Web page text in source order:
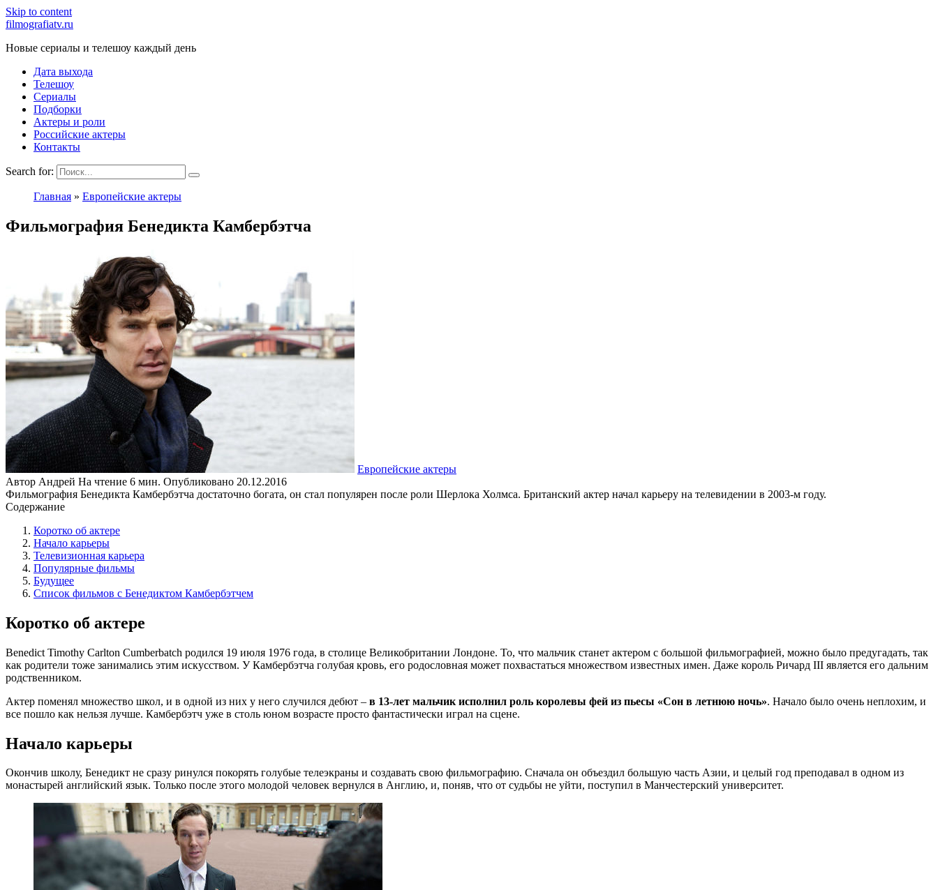
Skip to content
filmografiatv.ru
Новые сериалы и телешоу каждый день
Дата выхода
Телешоу
Сериалы
Подборки
Актеры и роли
Российские актеры
Контакты
Search for:
Главная » Европейские актеры
Фильмография Бенедикта Камбербэтча
Европейские актеры
Автор Андрей На чтение 6 мин. Опубликовано 20.12.2016
Фильмография Бенедикта Камбербэтча достаточно богата, он стал популярен после роли Шерлока Холмса. Британский актер начал карьеру на телевидении в 2003-м году.
Содержание
Коротко об актере
Начало карьеры
Телевизионная карьера
Популярные фильмы
Будущее
Список фильмов с Бенедиктом Камбербэтчем
Коротко об актере
Benedict Timothy Carlton Cumberbatch родился 19 июля 1976 года, в столице Великобритании Лондоне. То, что мальчик станет актером с большой фильмографией, можно было предугадать, так
как родители тоже занимались этим искусством. У Камбербэтча голубая кровь, его родословная может похвастаться множеством известных имен. Даже король Ричард III является его дальним
родственником.
Актер поменял множество школ, и в одной из них у него случился дебют – в 13-лет мальчик исполнил роль королевы фей из пьесы «Сон в летнюю ночь». Начало было очень неплохим, и
все пошло как нельзя лучше. Камбербэтч уже в столь юном возрасте просто фантастически играл на сцене.
Начало карьеры
Окончив школу, Бенедикт не сразу ринулся покорять голубые телеэкраны и создавать свою фильмографию. Сначала он объездил большую часть Азии, и целый год преподавал в одном из
монастырей английский язык. Только после этого молодой человек вернулся в Англию, и, поняв, что от судьбы не уйти, поступил в Манчестерский университет.